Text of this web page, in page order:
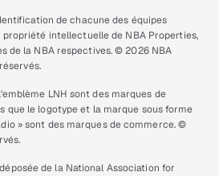
de chacune des équipes
propriété intellectuelle de NBA Properties,
de la NBA respectives. © 2026 NBA
LNH sont des marques de
que le logotype et la marque sous forme
» sont des marques de commerce. ©
de la National Association for